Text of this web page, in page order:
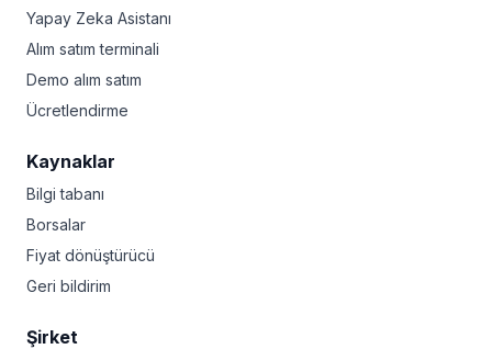
Yapay Zeka Asistanı
Alım satım terminali
Demo alım satım
Ücretlendirme
Kaynaklar
Bilgi tabanı
Borsalar
Fiyat dönüştürücü
Geri bildirim
Şirket